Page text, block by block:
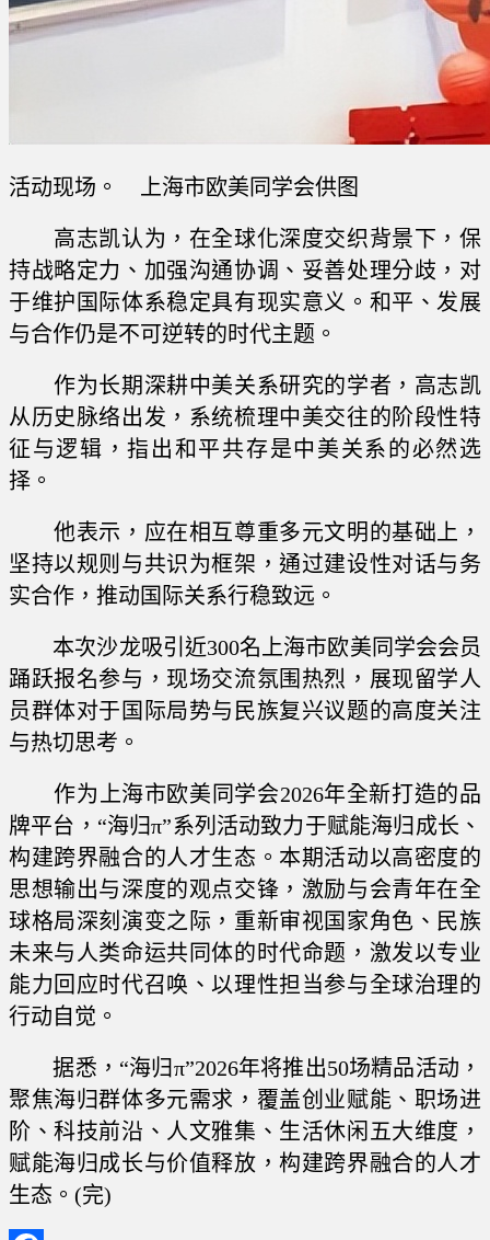
活动现场。 上海市欧美同学会供图
高志凯认为，在全球化深度交织背景下，保
持战略定力、加强沟通协调、妥善处理分歧，对
于维护国际体系稳定具有现实意义。和平、发展
与合作仍是不可逆转的时代主题。
作为长期深耕中美关系研究的学者，高志凯
从历史脉络出发，系统梳理中美交往的阶段性特
征与逻辑，指出和平共存是中美关系的必然选
择。
他表示，应在相互尊重多元文明的基础上，
坚持以规则与共识为框架，通过建设性对话与务
实合作，推动国际关系行稳致远。
本次沙龙吸引近300名上海市欧美同学会会员
踊跃报名参与，现场交流氛围热烈，展现留学人
员群体对于国际局势与民族复兴议题的高度关注
与热切思考。
作为上海市欧美同学会2026年全新打造的品
牌平台，“海归π”系列活动致力于赋能海归成长、
构建跨界融合的人才生态。本期活动以高密度的
思想输出与深度的观点交锋，激励与会青年在全
球格局深刻演变之际，重新审视国家角色、民族
未来与人类命运共同体的时代命题，激发以专业
能力回应时代召唤、以理性担当参与全球治理的
行动自觉。
据悉，“海归π”2026年将推出50场精品活动，
聚焦海归群体多元需求，覆盖创业赋能、职场进
阶、科技前沿、人文雅集、生活休闲五大维度，
赋能海归成长与价值释放，构建跨界融合的人才
生态。(完)